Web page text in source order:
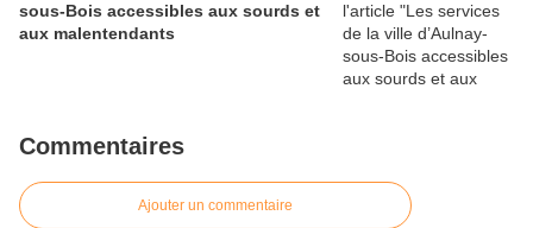
sous-Bois accessibles aux sourds et
aux malentendants
Commentaires
Ajouter un commentaire